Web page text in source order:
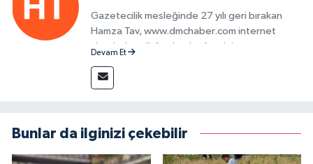
Gazetecilik mesleğinde 27 yılı geri bırakan
Hamza Tav, www.dmchaber.com internet
sitesinde editör olarak görevini
Devam Et
Bunlar da ilginizi çekebilir